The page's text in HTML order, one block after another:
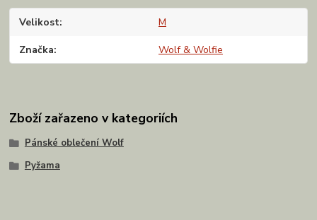
Velikost M
Značka Wolf & Wolfie
Zboží zařazeno v kategoriích
Pánské oblečení Wolf
Pyžama